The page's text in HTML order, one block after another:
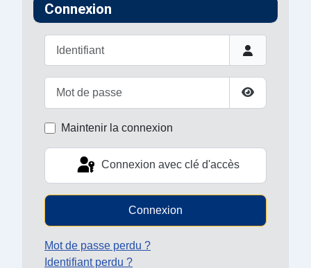
Connexion
Afficher le
Maintenir la connexion
Connexion avec clé d'accès
Connexion
Mot de passe perdu ?
Identifiant perdu ?